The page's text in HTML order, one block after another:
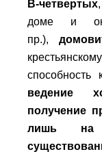
В-четвертых
доме и
пр.),
способность
ведение
получение
лишь на